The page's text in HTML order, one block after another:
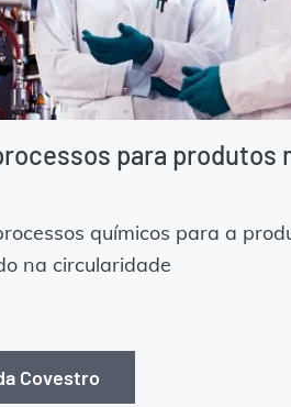
para produtos
químicos para a
na circularidade
Covestro